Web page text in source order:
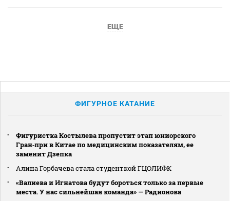
ЕЩЕ
ФИГУРНОЕ КАТАНИЕ
Фигуристка Костылева пропустит этап юниорского
Гран‑при в Китае по медицинским показателям, ее
заменит Дзепка
Алина Горбачева стала студенткой ГЦОЛИФК
«Валиева и Игнатова будут бороться только за первые
места. У нас сильнейшая команда» — Радионова